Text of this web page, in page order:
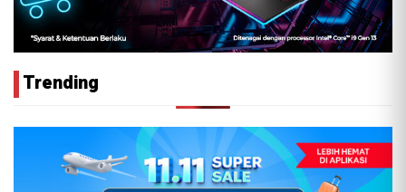
Trending